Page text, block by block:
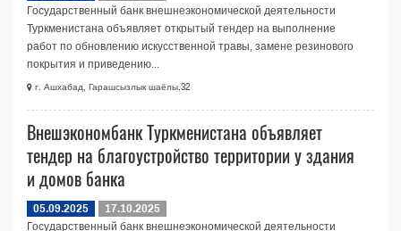
Государственный банк внешнеэкономической деятельности
Туркменистана объявляет открытый тендер на выполнение
работ по обновлению искусственной травы, замене резинового
покрытия и приведению...
г. Ашхабад, Гарашсызлык шаёлы,32
Внешэкономбанк Туркменистана объявляет
тендер на благоустройство территории у здания
и домов банка
05.09.2025
17.10.2025
Государственный банк внешнеэкономической деятельности